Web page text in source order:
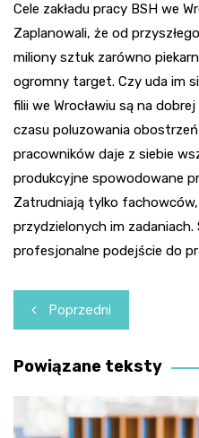
Cele zakładu pracy BSH we
Zaplanowali, że od
miliony sztuk zarówno
ogromny target. Czy uda im
filii we Wrocławiu są na
czasu poluzowania
pracowników daje z siebie
produkcyjne spowodowane
Zatrudniają tylko
przydzielonych im
profesjonalne podejście do
Nawigacja
wpisu
Poprzedni
Powiązane teksty